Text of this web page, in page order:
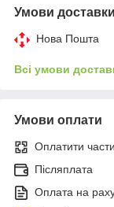
Умови доставки
Нова Пошта
Всі умови
Умови оплати
Оплатити
Післяплата
Оплата на